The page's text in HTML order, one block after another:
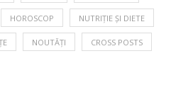
HOROSCOP NUTRIȚIE ȘI DIETE
NOUTĂȚI CROSS POSTS